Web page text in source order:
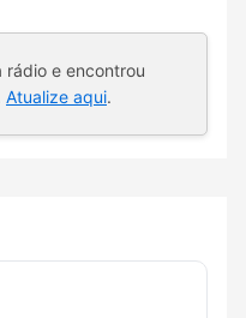
rádio e encontrou
Atualize aqui.